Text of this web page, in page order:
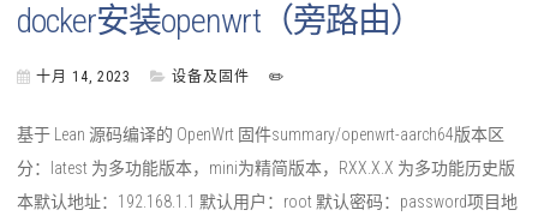
docker安装openwrt（旁路由）
十月 14, 2023 设备及固件 ✏️
基于 Lean 源码编译的 OpenWrt 固件summary/openwrt-aarch64版本区
分：latest 为多功能版本，mini为精简版本，RXX.X.X 为多功能历史版
本默认地址：192.168.1.1 默认用户：root 默认密码：password项目地